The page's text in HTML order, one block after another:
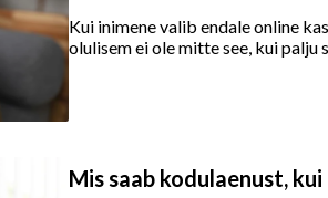
Kui inimene valib endale online
olulisem ei ole mitte see, kui palju
Mis saab kodulaenust,